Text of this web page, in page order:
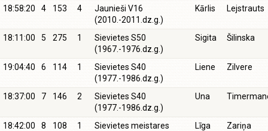
18:58:20 4 153 4
Jaunieši V16
(2010.-2011.dz.g.)
Kārlis Lejstrauts
18:11:00 5 275 1
Sievietes S50
(1967.-1976.dz.g.)
Sigita Šilinska
19:04:40 6 114 1
Sievietes S40
(1977.-1986.dz.g.)
Liene Zilvere
18:37:00 7 146 2
Sievietes S40
(1977.-1986.dz.g.)
Una
18:42:00 8 108 1
Sievietes meistares
Līga Zariņa